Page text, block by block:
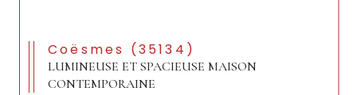
Coësmes (35134)
LUMINEUSE ET SPACIEUSE MAISON
CONTEMPORAINE